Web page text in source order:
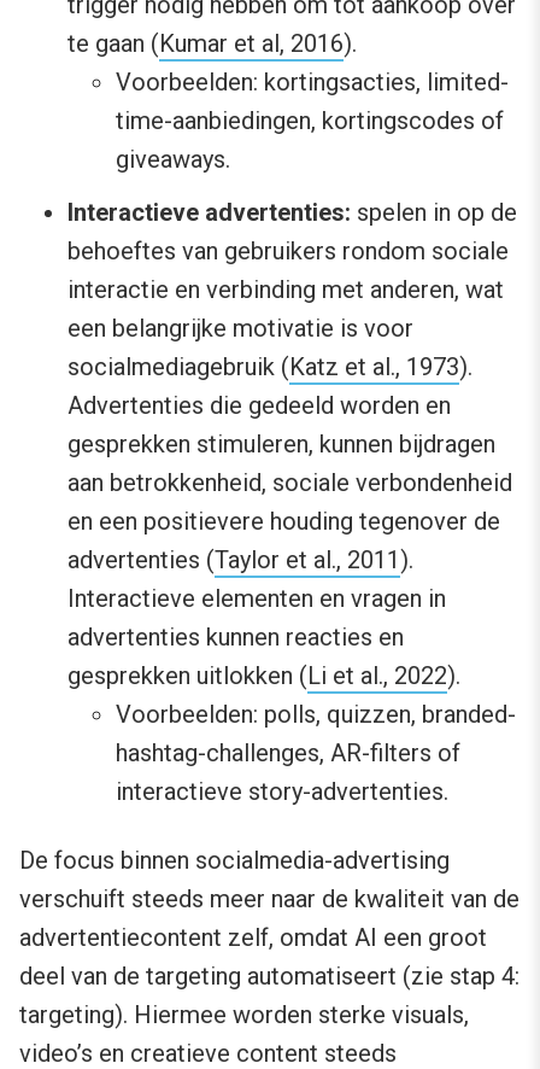
te gaan (Kumar et al, 2016).
Voorbeelden: kortingsacties, limited-
time-aanbiedingen, kortingscodes of
giveaways.
Interactieve advertenties: spelen in op de
behoeftes van gebruikers rondom sociale
interactie en verbinding met anderen, wat
een belangrijke motivatie is voor
socialmediagebruik (Katz et al., 1973).
Advertenties die gedeeld worden en
gesprekken stimuleren, kunnen bijdragen
aan betrokkenheid, sociale verbondenheid
en een positievere houding tegenover de
advertenties (Taylor et al., 2011).
Interactieve elementen en vragen in
advertenties kunnen reacties en
gesprekken uitlokken (Li et al., 2022).
Voorbeelden: polls, quizzen, branded-
hashtag-challenges, AR-filters of
interactieve story-advertenties.
De focus binnen socialmedia-advertising
verschuift steeds meer naar de kwaliteit van de
advertentiecontent zelf, omdat AI een groot
deel van de targeting automatiseert (zie stap 4:
targeting). Hiermee worden sterke visuals,
video’s en creatieve content steeds